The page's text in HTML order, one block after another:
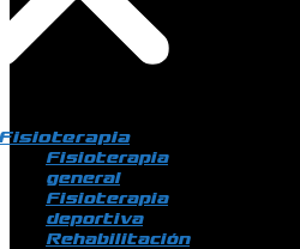
Fisioterapia
general
Fisioterapia
deportiva
Rehabilitación